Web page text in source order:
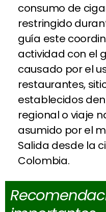
consumo de
restringido
guía este
actividad con el
causado por el
restaurantes,
establecidos
regional o viaje
asumido por el
Salida desde la
Colombia.